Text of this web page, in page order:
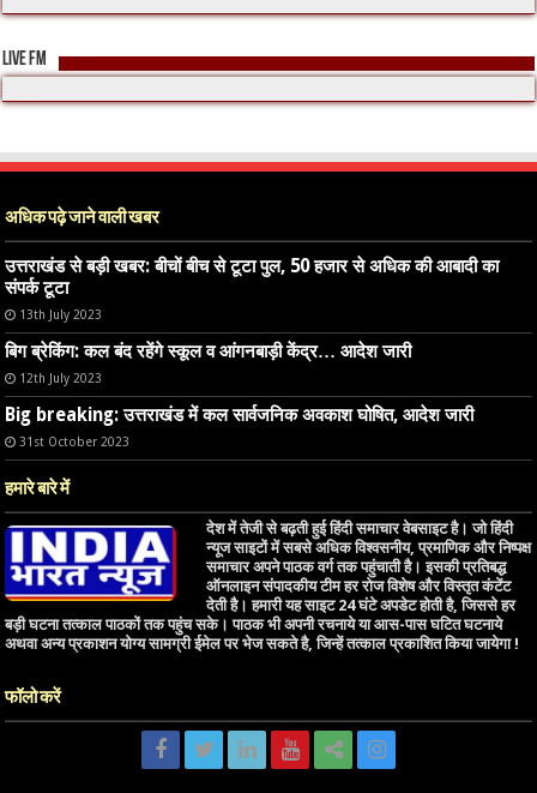
LIVE FM
अधिक पढ़े जाने वाली खबर
उत्तराखंड से बड़ी खबर: बीचों बीच से टूटा पुल, 50 हजार से अधिक की आबादी का
संपर्क टूटा
13th July 2023
बिग ब्रेकिंग: कल बंद रहेंगे स्कूल व आंगनबाड़ी केंद्र… आदेश जारी
12th July 2023
Big breaking: उत्तराखंड में कल सार्वजनिक अवकाश घोषित, आदेश जारी
31st October 2023
हमारे बारे में
देश में तेजी से बढ़ती हुई हिंदी समाचार वेबसाइट है। जो हिंदी
न्यूज साइटों में सबसे अधिक विश्वसनीय, प्रमाणिक और निष्पक्ष
समाचार अपने पाठक वर्ग तक पहुंचाती है। इसकी प्रतिबद्ध
ऑनलाइन संपादकीय टीम हर रोज विशेष और विस्तृत कंटेंट
देती है। हमारी यह साइट 24 घंटे अपडेट होती है, जिससे हर
बड़ी घटना तत्काल पाठकों तक पहुंच सके। पाठक भी अपनी रचनाये या आस-पास घटित घटनाये
अथवा अन्य प्रकाशन योग्य सामग्री ईमेल पर भेज सकते है, जिन्हें तत्काल प्रकाशित किया जायेगा !
फॉलो करें